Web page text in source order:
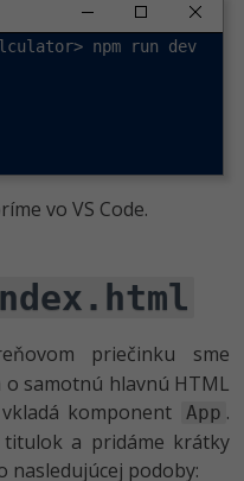
npm run dev
vo VS Code.
priečinku sme
o samotnú hlavnú HTML
komponent
App .
a pridáme krátky
nasledujúcej podoby: